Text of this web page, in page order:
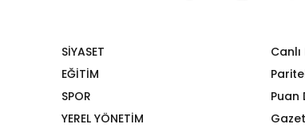
SİYASET
EĞİTİM
SPOR
YEREL YÖNETİM
Puan